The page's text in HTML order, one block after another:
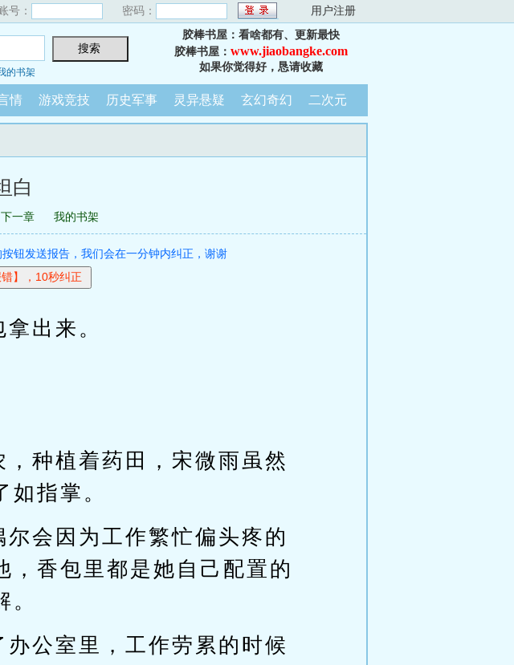
号： 密码： 用户注册
的书架
胶棒书屋：看啥都有、更新最快
胶棒书屋： www.jiaobangke.com
如果你觉得好，恳请收藏
情 游戏竞技 历史军事 灵异悬疑 玄幻奇幻 二次元
白
下一章 我的书架
钮发送报告，我们会在一分钟内纠正，谢谢
出来。
种植着药田，宋微雨虽然
指掌。
会因为工作繁忙偏头疼的
，香包里都是她自己配置的
公室里，工作劳累的时候